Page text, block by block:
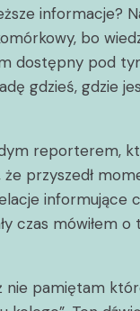
informacje?
bo
dostępny pod
gdzieś, gdzie
reporterem,
przyszedł
informujące
mówiłem o
nie pamiętam